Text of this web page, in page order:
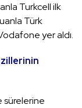
Turkcell ilk
Türk
yer aldı.
sürelerine